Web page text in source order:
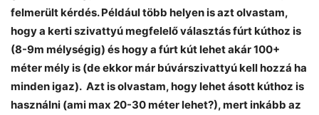
felmerült kérdés. Például több helyen is azt olvastam,
hogy a kerti szivattyú megfelelő választás fúrt kúthoz is
(8-9m mélységig) és hogy a fúrt kút lehet akár 100+
méter mély is (de ekkor már búvárszivattyú kell hozzá ha
minden igaz). Azt is olvastam, hogy lehet ásott kúthoz is
használni (ami max 20-30 méter lehet?), mert inkább az